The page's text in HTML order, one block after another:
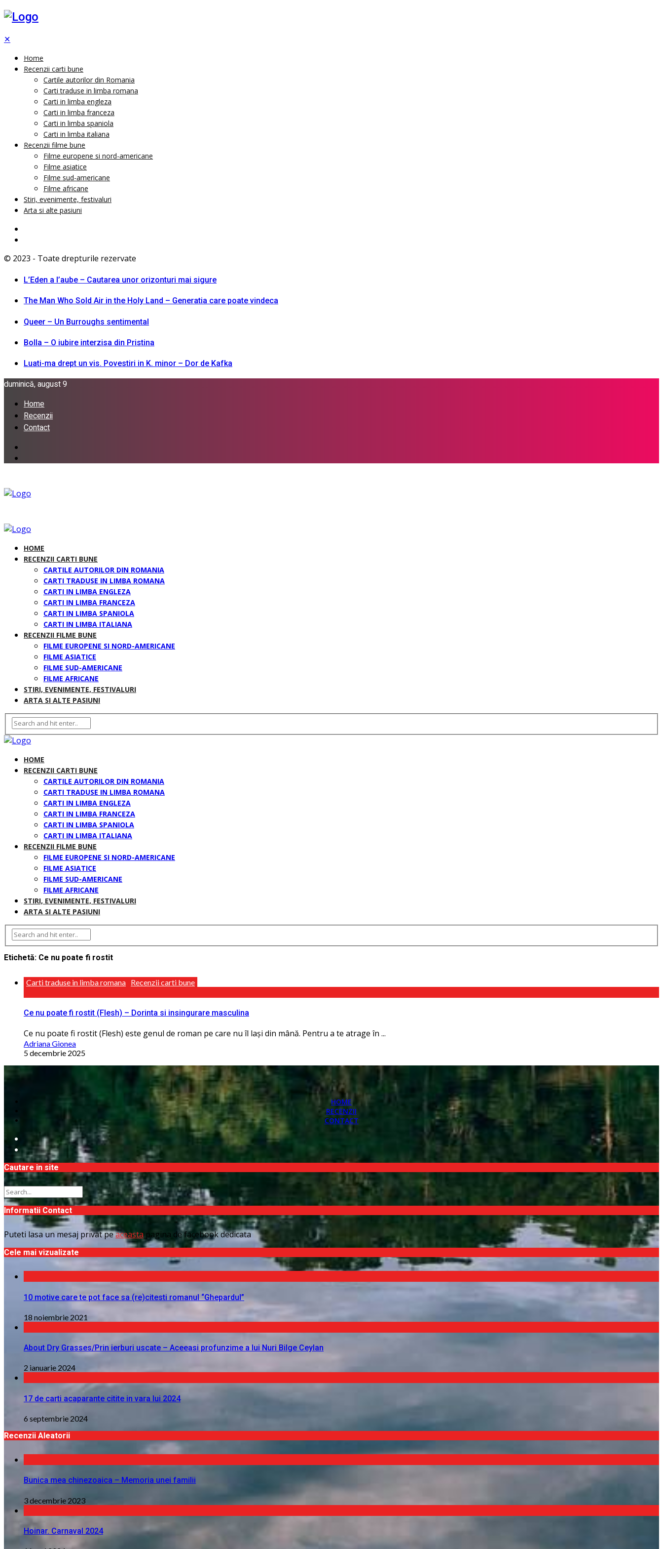
✕
Home
Recenzii carti bune
Cartile autorilor din Romania
Carti traduse in limba romana
Carti in limba engleza
Carti in limba franceza
Carti in limba spaniola
Carti in limba italiana
Recenzii filme bune
Filme europene si nord-americane
Filme asiatice
Filme sud-americane
Filme africane
Stiri, evenimente, festivaluri
Arta si alte pasiuni
© 2023 - Toate drepturile rezervate
L’Eden a I’aube – Cautarea unor orizonturi mai sigure
The Man Who Sold Air in the Holy Land – Generatia care poate vindeca
Queer – Un Burroughs sentimental
Bolla – O iubire interzisa din Pristina
Luati-ma drept un vis. Povestiri in K. minor – Dor de Kafka
duminică, august 9
Home
Recenzii
Contact
HOME
RECENZII CARTI BUNE
CARTILE AUTORILOR DIN ROMANIA
CARTI TRADUSE IN LIMBA ROMANA
CARTI IN LIMBA ENGLEZA
CARTI IN LIMBA FRANCEZA
CARTI IN LIMBA SPANIOLA
CARTI IN LIMBA ITALIANA
RECENZII FILME BUNE
FILME EUROPENE SI NORD-AMERICANE
FILME ASIATICE
FILME SUD-AMERICANE
FILME AFRICANE
STIRI, EVENIMENTE, FESTIVALURI
ARTA SI ALTE PASIUNI
HOME
RECENZII CARTI BUNE
CARTILE AUTORILOR DIN ROMANIA
CARTI TRADUSE IN LIMBA ROMANA
CARTI IN LIMBA ENGLEZA
CARTI IN LIMBA FRANCEZA
CARTI IN LIMBA SPANIOLA
CARTI IN LIMBA ITALIANA
RECENZII FILME BUNE
FILME EUROPENE SI NORD-AMERICANE
FILME ASIATICE
FILME SUD-AMERICANE
FILME AFRICANE
STIRI, EVENIMENTE, FESTIVALURI
ARTA SI ALTE PASIUNI
Etichetă: Ce nu poate fi rostit
Carti traduse in limba romana Recenzii carti bune
Ce nu poate fi rostit (Flesh) – Dorinta si insingurare masculina
Ce nu poate fi rostit (Flesh) este genul de roman pe care nu îl lași din mână. Pentru a te atrage în ...
Adriana Gionea
5 decembrie 2025
HOME
RECENZII
CONTACT
Cautare in site
Informatii Contact
Puteti lasa un mesaj privat peaceasta pagina de facebook dedicata
Cele mai vizualizate
10 motive care te pot face sa (re)citesti romanul “Ghepardul”
18 noiembrie 2021
About Dry Grasses/Prin ierburi uscate – Aceeasi profunzime a lui Nuri Bilge Ceylan
2 ianuarie 2024
17 de carti acaparante citite in vara lui 2024
6 septembrie 2024
Recenzii Aleatorii
Bunica mea chinezoaica – Memoria unei familii
3 decembrie 2023
Hoinar. Carnaval 2024